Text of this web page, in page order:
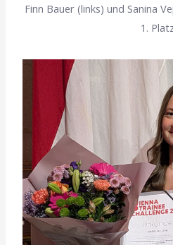
Finn Bauer (links) und Sanina
1.